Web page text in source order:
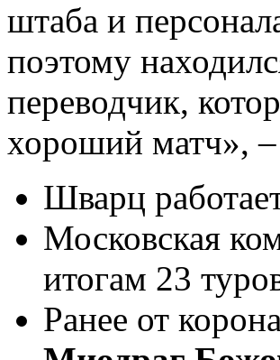
штаба и
поэтому
переводчик,
хороший матч», –
Шварц
Московская
итогам 23
Ранее от